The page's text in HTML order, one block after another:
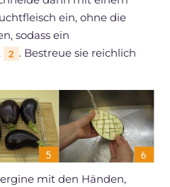
ein, ohne die
sodass ein
2 . Bestreue sie reichlich
mit den Händen,